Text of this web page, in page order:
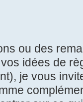
ou des
idées de
je vous